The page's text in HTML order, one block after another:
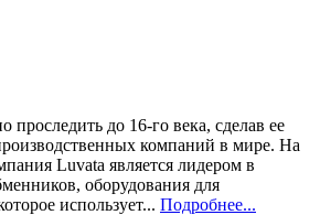
до 16-го века, сделав ее
компаний в мире. На
Luvata является лидером в
оборудования для
использует... Подробнее...